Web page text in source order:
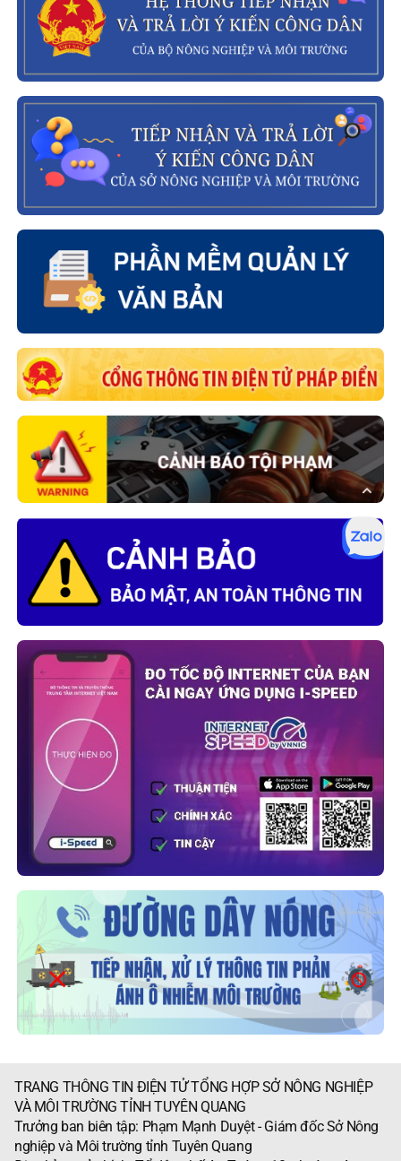
TRANG THÔNG TIN ĐIỆN TỬ TỔNG HỢP SỞ NÔNG NGHIỆP
VÀ MÔI TRƯỜNG TỈNH TUYÊN QUANG
Trưởng ban biên tập: Phạm Mạnh Duyệt - Giám đốc Sở Nông
nghiệp và Môi trường tỉnh Tuyên Quang